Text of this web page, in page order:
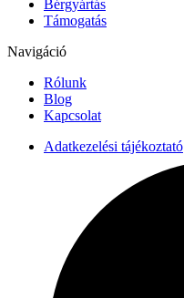
Bérgyártás
Támogatás
Navigáció
Rólunk
Blog
Kapcsolat
Adatkezelési tájékoztató